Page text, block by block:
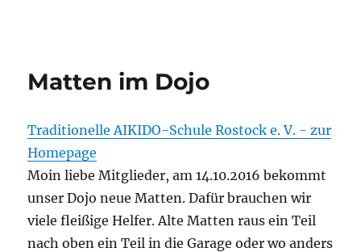
Rostock e.V. – Aktuelles zum
Kampfkunsttraining
Matten im Dojo
Traditionelle AIKIDO-Schule Rostock e. V. - zur
Homepage
Moin liebe Mitglieder, am 14.10.2016 bekommt
unser Dojo neue Matten. Dafür brauchen wir
viele fleißige Helfer. Alte Matten raus ein Teil
nach oben ein Teil in die Garage oder wo anders